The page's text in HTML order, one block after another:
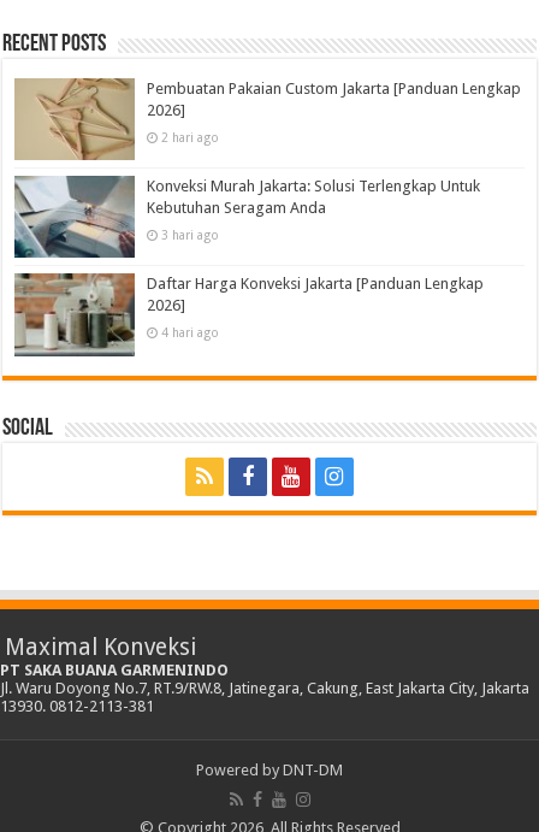
Recent Posts
Pembuatan Pakaian Custom Jakarta [Panduan Lengkap
2026]
2 hari ago
Konveksi Murah Jakarta: Solusi Terlengkap Untuk
Kebutuhan Seragam Anda
3 hari ago
Daftar Harga Konveksi Jakarta [Panduan Lengkap
2026]
4 hari ago
Social
Maximal Konveksi
PT SAKA BUANA GARMENINDO
Jl. Waru Doyong No.7, RT.9/RW.8, Jatinegara, Cakung, East Jakarta City, Jakarta
13930. 0812-2113-381
Powered by DNT-DM
© Copyright 2026, All Rights Reserved